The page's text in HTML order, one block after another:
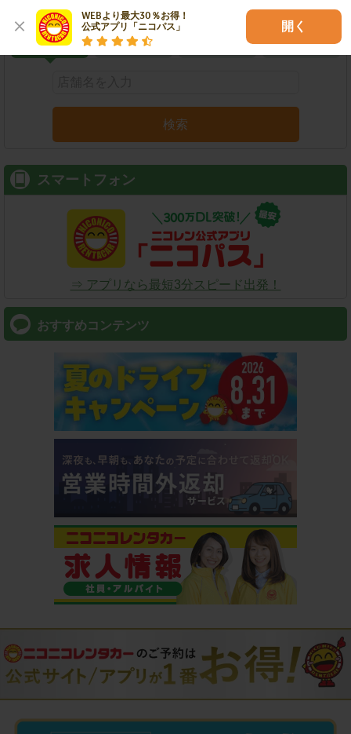
WEBより最大30％お得！
公式アプリ「ニコパス」
開く
店舗名 駅名 空港名
検索
スマートフォン
⇒ アプリなら最短3分スピード出発！
おすすめコンテンツ